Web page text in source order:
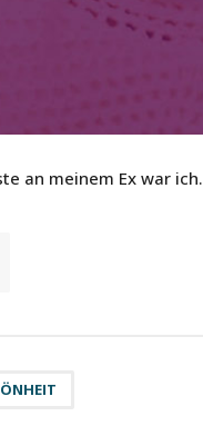
an meinem Ex war ich.